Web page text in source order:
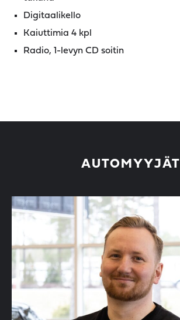
Digitaalikello
Kaiuttimia 4 kpl
Radio, 1-levyn CD soitin
AUTOMYYJÄT